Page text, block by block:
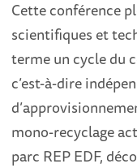
Cette conférence
scientifiques et
terme un cycle du
c’est-à-dire
mono-recyclage
parc REP EDF,